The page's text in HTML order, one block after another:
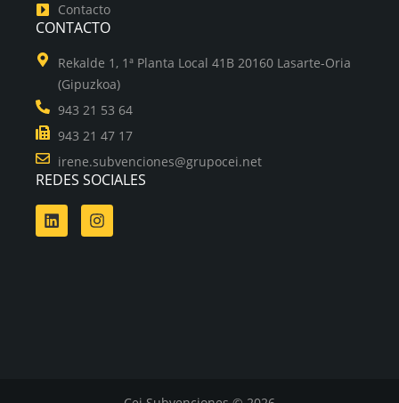
Contacto
CONTACTO
Rekalde 1, 1ª Planta Local 41B 20160 Lasarte-Oria
(Gipuzkoa)
943 21 53 64
943 21 47 17
irene.subvenciones@grupocei.net
REDES SOCIALES